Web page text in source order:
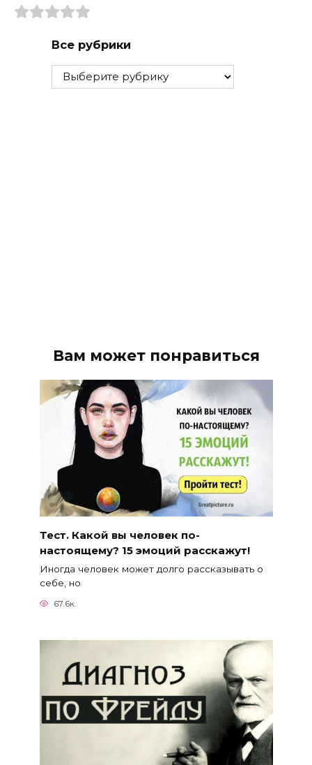
Все рубрики
Все
рубрики
Вам может понравиться
Тест. Какой вы человек по-
настоящему? 15 эмоций расскажут!
Иногда человек может долго рассказывать о
себе, но
67.6к.